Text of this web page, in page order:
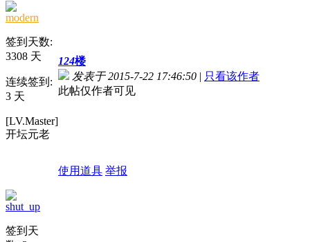
modern
签到天数:
3308 天
连续签到:
3 天
[LV.Master]
开坛元老
124楼
发表于 2015-7-22 17:46:50 | 只看该作者
此帖仅作者可见
使用道具 举报
shut_up
签到天